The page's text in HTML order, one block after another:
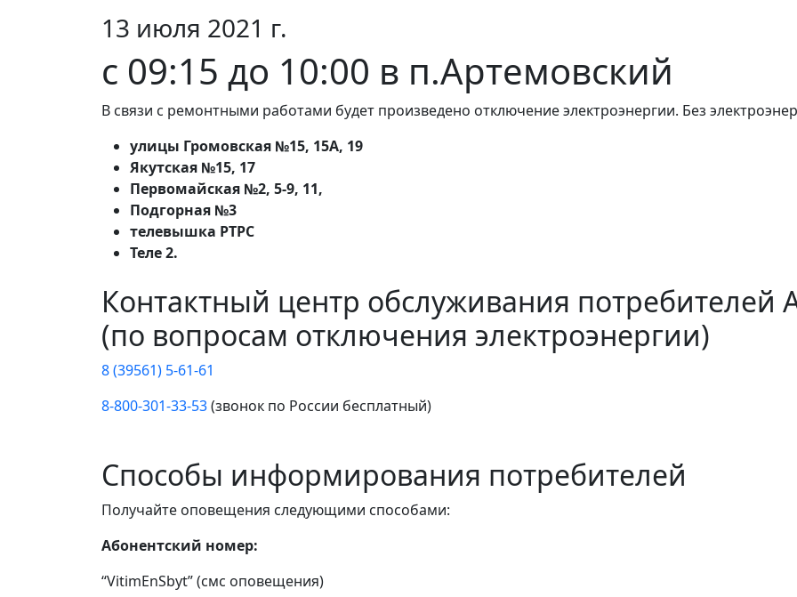
13 июля 2021 г.
с 09:15 до 10:00 в п.Артемовский
В связи с ремонтными работами будет произведено отключение электроэнергии. Без
улицы Громовская №15, 15А, 19
Якутская №15, 17
Первомайская №2, 5-9, 11,
Подгорная №3
телевышка РТРС
Теле 2.
Контактный центр обслуживания потребителей
(по вопросам отключения электроэнергии)
8 (39561) 5-61-61
8-800-301-33-53(звонок по России бесплатный)
Способы информирования потребителей
Получайте оповещения следующими способами:
Абонентский номер:
“VitimEnSbyt” (смс оповещения)